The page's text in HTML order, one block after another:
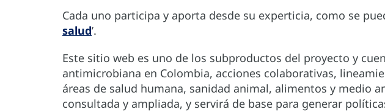
Cada uno participa y aporta desde su experticia, como se
salud’.
Este sitio web es uno de los subproductos del proyecto y
antimicrobiana en Colombia, acciones colaborativas,
áreas de salud humana, sanidad animal, alimentos y medio
consultada y ampliada, y servirá de base para generar